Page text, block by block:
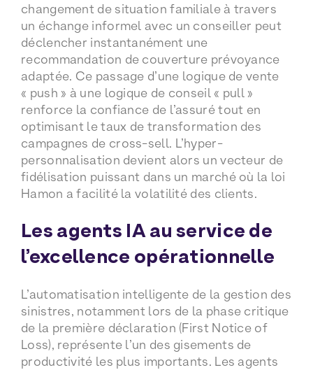
changement de situation familiale à travers
un échange informel avec un conseiller peut
déclencher instantanément une
recommandation de couverture prévoyance
adaptée. Ce passage d’une logique de vente
« push » à une logique de conseil « pull »
renforce la confiance de l’assuré tout en
optimisant le taux de transformation des
campagnes de cross-sell. L’hyper-
personnalisation devient alors un vecteur de
fidélisation puissant dans un marché où la loi
Hamon a facilité la volatilité des clients.
Les agents IA au service de
l’excellence opérationnelle
L’automatisation intelligente de la gestion des
sinistres, notamment lors de la phase critique
de la première déclaration (First Notice of
Loss), représente l’un des gisements de
productivité les plus importants. Les agents